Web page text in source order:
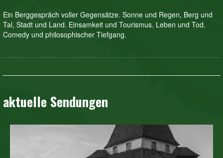
Ein Berggespräch voller Gegensätze. Sonne und Regen, Berg und
Tal, Stadt und Land. Einsamkeit und Tourismus. Leben und Tod.
Comedy und philosophischer Tiefgang.
aktuelle Sendungen